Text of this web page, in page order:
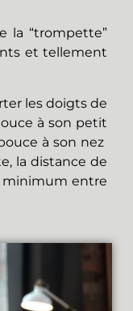
la “trompette”
et tellement
les doigts de
à son petit
à son nez
la distance de
minimum entre